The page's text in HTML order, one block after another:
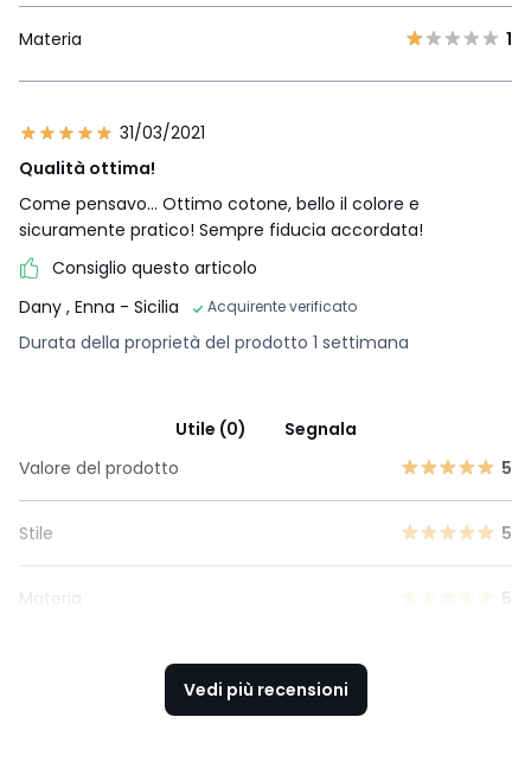
Materia 1
31/03/2021
Qualità ottima!
Come pensavo... Ottimo cotone, bello il colore e
sicuramente pratico! Sempre fiducia accordata!
Consiglio questo articolo
Dany , Enna - Sicilia Acquirente verificato
Durata della proprietà del prodotto 1 settimana
Utile (0)
Segnala
Valore del prodotto
5
Stile 5
Materia 5
Vedi più recensioni